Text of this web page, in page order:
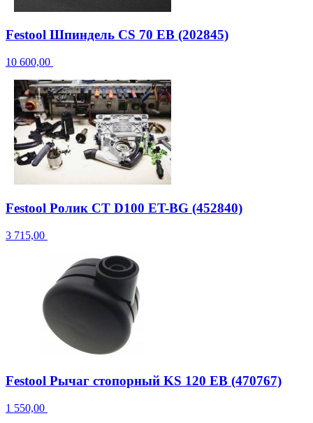
Festool Шпиндель CS 70 EB (202845)
10 600,00
Festool Ролик CT D100 ET-BG (452840)
3 715,00
Festool Рычаг стопорный KS 120 EB (470767)
1 550,00